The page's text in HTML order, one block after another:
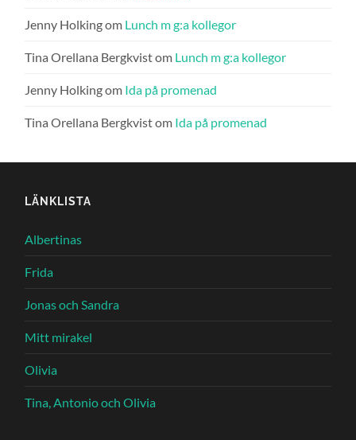
Jenny Holkingom Lunch m g:a kollegor
Tina Orellana Bergkvistom Lunch m g:a kollegor
Jenny Holkingom Ida på promenad
Tina Orellana Bergkvistom Ida på promenad
LÄNKLISTA
Albertinas
Frida
Jonas och Sandra
Mitt mirakel
Olivia
Tina, Antonio och Olivia